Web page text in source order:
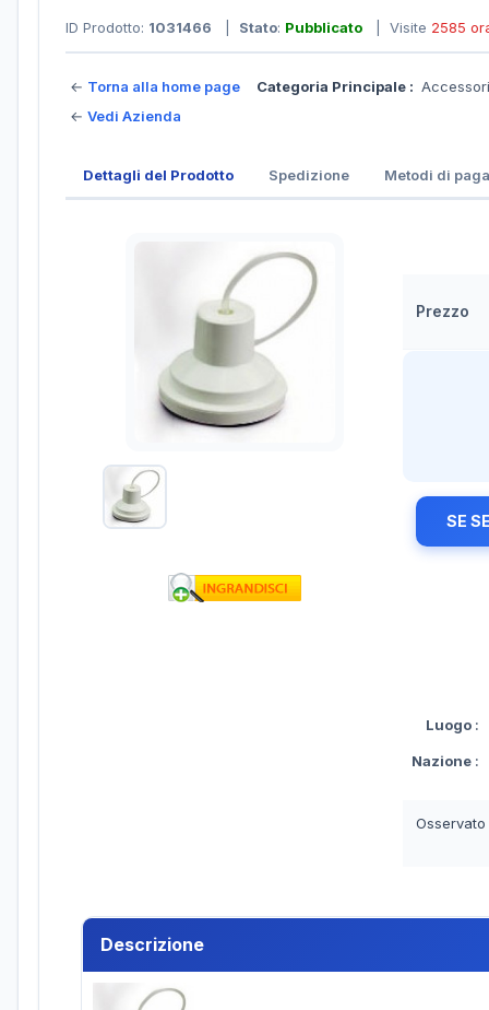
ID Prodotto: 1031466 Stato: Pubblicato | Visite 2585
← Torna alla home page
← Vedi Azienda
Categoria Principale :
Dettagli del Prodotto Spedizione Metodi di
Prezzo
SE
Luogo :
Nazione :
Descrizione